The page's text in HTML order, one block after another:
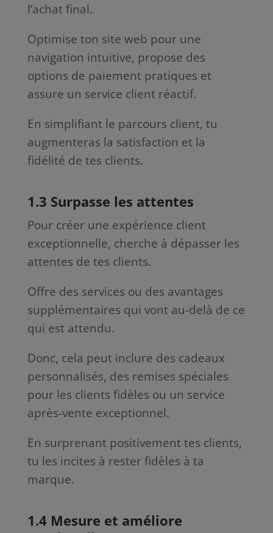
l’achat final.
Optimise ton site web pour une
navigation intuitive, propose des
options de paiement pratiques et
assure un service client réactif.
En simplifiant le parcours client, tu
augmenteras la satisfaction et la
fidélité de tes clients.
1.3 Surpasse les attentes
Pour créer une expérience client
exceptionnelle, cherche à dépasser les
attentes de tes clients.
Offre des services ou des avantages
supplémentaires qui vont au-delà de ce
qui est attendu.
Donc, cela peut inclure des cadeaux
personnalisés, des remises spéciales
pour les clients fidèles ou un service
après-vente exceptionnel.
En surprenant positivement tes clients,
tu les incites à rester fidèles à ta
marque.
1.4 Mesure et améliore